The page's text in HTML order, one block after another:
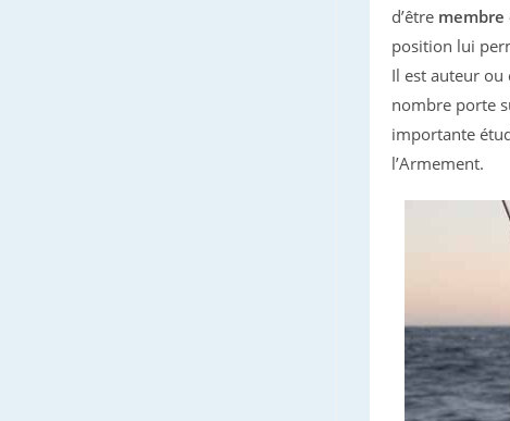
d’être membre
position lui
Il est auteur
nombre porte
importante
l’Armement.